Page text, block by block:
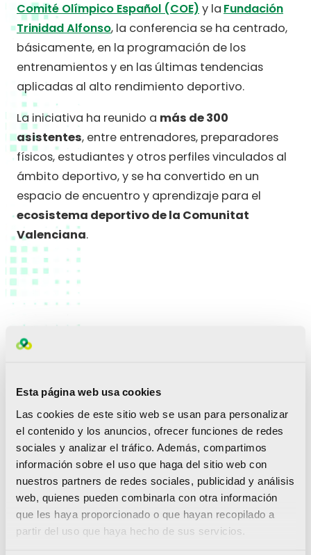
Esta página web usa cookies
Las cookies de este sitio web se usan para personalizar
el contenido y los anuncios, ofrecer funciones de redes
sociales y analizar el tráfico. Además, compartimos
información sobre el uso que haga del sitio web con
nuestros partners de redes sociales, publicidad y análisis
web, quienes pueden combinarla con otra información
que les haya proporcionado o que hayan recopilado a
partir del uso que haya hecho de sus servicios.
Comité Olímpico Español (COE) y la Fundación
Trinidad Alfonso, la conferencia se ha centrado,
básicamente, en la programación de los
entrenamientos y en las últimas tendencias
aplicadas al alto rendimiento deportivo.
La iniciativa ha reunido a más de 300
asistentes, entre entrenadores, preparadores
físicos, estudiantes y otros perfiles vinculados al
ámbito deportivo, y se ha convertido en un
espacio de encuentro y aprendizaje para el
ecosistema deportivo de la Comunitat
Valenciana.
Durante toda la mañana, participaron
destacados especialistas nacionales en Ciencias
de la la Actividad Física y del Deporte, como